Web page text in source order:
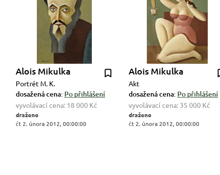
Alois Mikulka
Portrét M. K.
dosažená cena: Po přihlášení
vyvolávací cena: 18 000 Kč
draženo
čt 2. února 2012, 00:00:00
Alois Mikulka
Akt
dosažená cena: Po přihlášení
vyvolávací cena: 35 000 Kč
draženo
čt 2. února 2012, 00:00:00